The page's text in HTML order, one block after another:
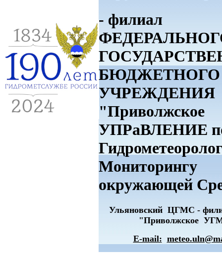
- филиал
БЮДЖЕТНОГО
УЧРЕЖДЕНИЯ
"Приволжское
УПРаВЛЕНИЕ
Мониторингу
окружающей
Ульяновский ЦГМС -
"Приволжское
E-mail: